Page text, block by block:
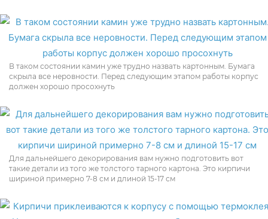
В таком состоянии камин уже трудно назвать картонным. Бумага
скрыла все неровности. Перед следующим этапом работы корпус
должен хорошо просохнуть
Для дальнейшего декорирования вам нужно подготовить вот
такие детали из того же толстого тарного картона. Это кирпичи
шириной примерно 7-8 см и длиной 15-17 см